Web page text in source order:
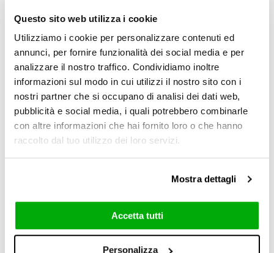
Questo sito web utilizza i cookie
Utilizziamo i cookie per personalizzare contenuti ed
annunci, per fornire funzionalità dei social media e per
analizzare il nostro traffico. Condividiamo inoltre
informazioni sul modo in cui utilizzi il nostro sito con i
nostri partner che si occupano di analisi dei dati web,
pubblicità e social media, i quali potrebbero combinarle
con altre informazioni che hai fornito loro o che hanno
raccolto dal tuo utilizzo dei loro servizi.
Mostra dettagli
Accetta tutti
Personalizza
Fondovalle, troviamo anche le 4 nuove tonalità
effetto marmo della serie Infinito 2.0 e le
innovative 9 colorazioni della collezione effetto
pietra Stone Lab, che arricchiscono
ilprogettoMyTopdedicato all’utilizzo di lastre
in grande formato 163×324 cm, con spessore
12 e 20 mm.
Guarda il video
design arrivano dall’aggiornamento digamma
diShape, la linea di complementi d’arredo
firmata Ceramica Fondovalle studiata per
personalizzare ogni ambiente con soluzioni
coordinate ai rivestimenti, che da oggi si può